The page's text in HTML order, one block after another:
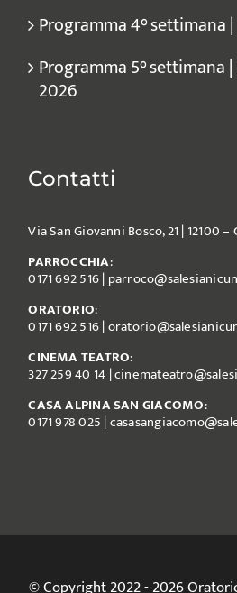
Programma 4° settimana
Programma 5° settimana
2026
Contatti
Via San Giovanni Bosco, 21 | 12100 –
PARROCCHIA:
0171 692 516|
ORATORIO:
0171 692 516|
CINEMA TEATRO:
327 259 40 14 |
CASA ALPINA SAN GIACOMO:
0171 978 025 |
© Copyright 2022 - 2026